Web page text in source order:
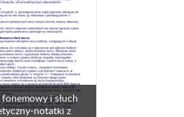
fonemowy i słuch
notatki z